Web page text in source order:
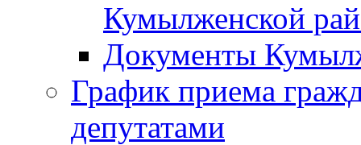
Кумылженской
Документы
График приема
депутатами